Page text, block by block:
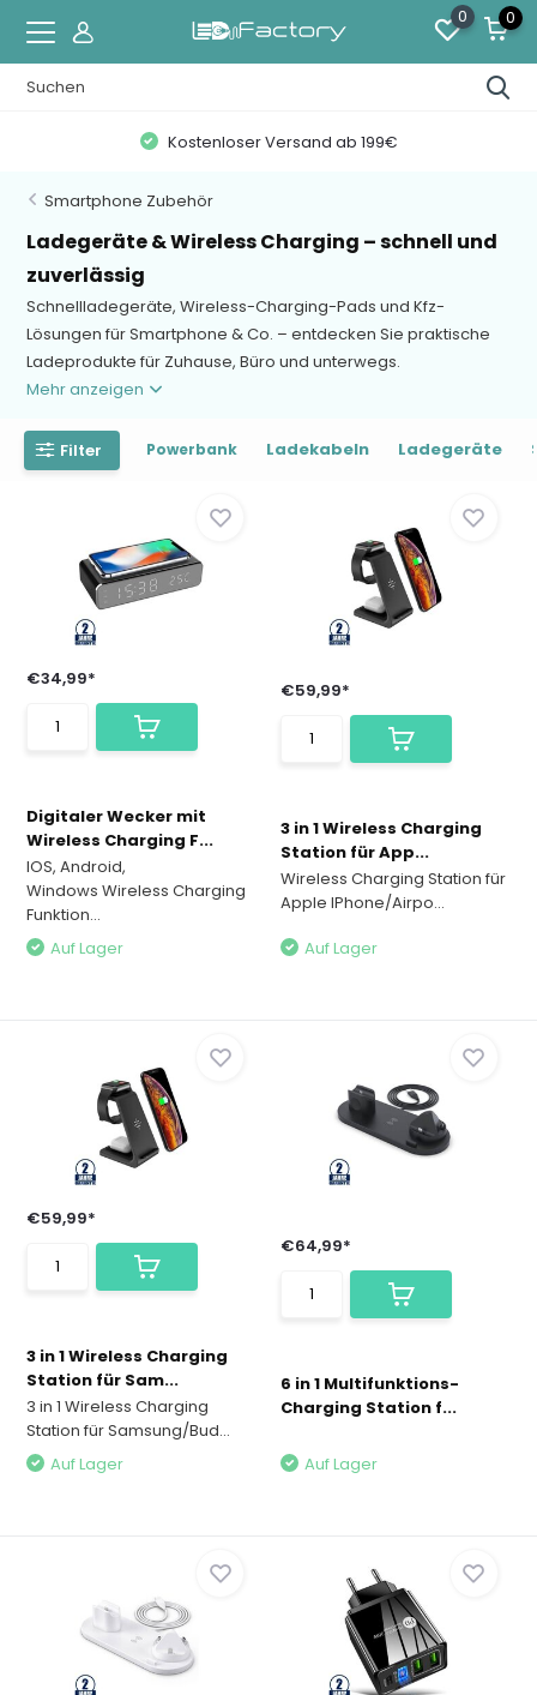
0 0
Zahlung auf Rechnung mit KLARNA
Smartphone Zubehör
Ladegeräte & Wireless Charging – schnell und
zuverlässig
Schnellladegeräte, Wireless-Charging-Pads und Kfz-
Lösungen für Smartphone & Co. – entdecken Sie praktische
Ladeprodukte für Zuhause, Büro und unterwegs.
Mehr anzeigen
Filter Powerbank Ladekabeln Ladegeräte
€34,99*
Digitaler Wecker mit
Wireless Charging F...
IOS, Android,
Windows Wireless Charging
Funktion...
Auf Lager
€59,99*
3 in 1 Wireless Charging
Station für App...
Wireless Charging Station für
Apple IPhone/Airpo...
Auf Lager
€59,99*
3 in 1 Wireless Charging
Station für Sam...
3 in 1 Wireless Charging
Station für Samsung/Bud...
Auf Lager
€64,99*
6 in 1 Multifunktions-
Charging Station f...
Auf Lager